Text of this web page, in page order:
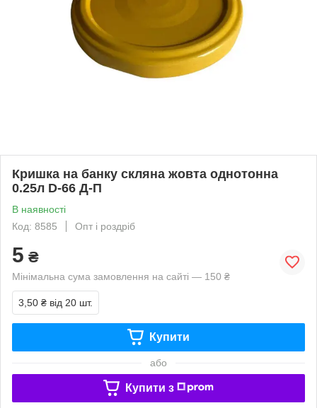
Кришка на банку скляна жовта однотонна
0.25л D-66 Д-П
В наявності
Код: 8585
Опт і роздріб
5 ₴
Мінімальна сума замовлення на сайті — 150 ₴
3,50 ₴ від 20 шт.
Купити
або
Купити з